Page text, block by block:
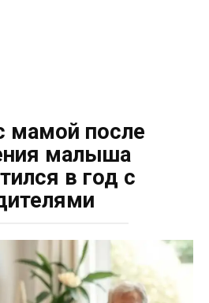
мамой после
малыша
в год с